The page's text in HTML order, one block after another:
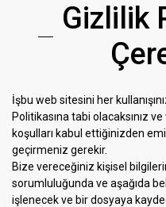
Gizlilik
İşbu web sitesini her
Politikasına tabi olacaksınız
koşulları kabul ettiğinizden
geçirmeniz gerekir.
Bize vereceğiniz kişisel
sorumluluğunda ve aşağıda
işlenecek ve bir dosyaya